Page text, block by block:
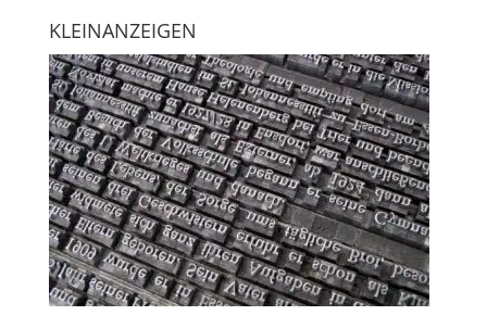
KLEINANZEIGEN